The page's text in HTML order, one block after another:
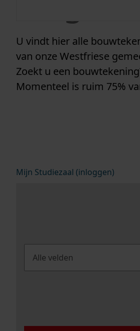
U vindt hier alle
van onze Westfriese
Zoekt u een
Momenteel is ruim 75%
Mijn Studiezaal (inloggen)